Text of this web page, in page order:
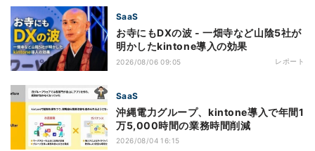
SaaS
お寺にもDXの波 - 一畑寺など山陰5社が
明かしたkintone導入の効果
2026/08/06 09:05 レポート
SaaS
沖縄電力グループ、kintone導入で年間1
万5,000時間の業務時間削減
2026/08/04 16:15